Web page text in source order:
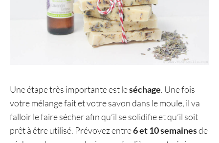
Une étape très importante est leséchage. Une fois
votre mélange fait et votre savon dans le moule, il va
falloir le faire sécher afin qu’il se solidifie et qu’il soit
prêt à être utilisé. Prévoyez entre6 et 10 semainesde